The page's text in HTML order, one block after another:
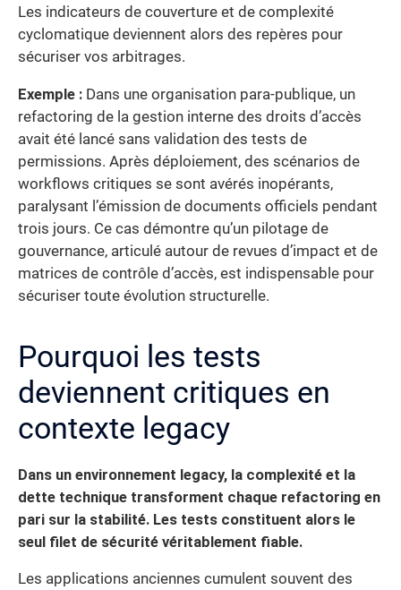
Les indicateurs de couverture et de complexité
cyclomatique deviennent alors des repères pour
sécuriser vos arbitrages.
Exemple : Dans une organisation para-publique, un
refactoring de la gestion interne des droits d’accès
avait été lancé sans validation des tests de
permissions. Après déploiement, des scénarios de
workflows critiques se sont avérés inopérants,
paralysant l’émission de documents officiels pendant
trois jours. Ce cas démontre qu’un pilotage de
gouvernance, articulé autour de revues d’impact et de
matrices de contrôle d’accès, est indispensable pour
sécuriser toute évolution structurelle.
Pourquoi les tests
deviennent critiques en
contexte legacy
Dans un environnement legacy, la complexité et la
dette technique transforment chaque refactoring en
pari sur la stabilité. Les tests constituent alors le
seul filet de sécurité véritablement fiable.
Les applications anciennes cumulent souvent des